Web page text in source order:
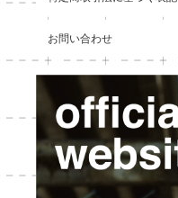
お問い合わせ